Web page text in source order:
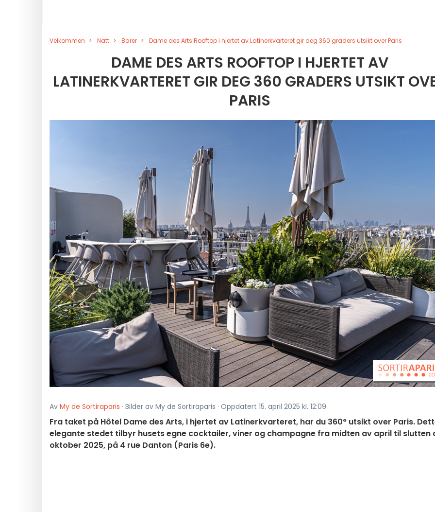
Velkommen Natt Barer Dame des Arts Rooftop i hjertet av Latinerkvarteret gir deg 360 graders utsikt over Paris
DAME DES ARTS ROOFTOP I HJERTET AV
LATINERKVARTERET GIR DEG 360 GRADERS UTSIKT
PARIS
Av My de Sortiraparis · Bilder av My de Sortiraparis · Oppdatert 15. april 2025 kl. 12:09
Fra taket på Hôtel Dame des Arts, i hjertet av Latinerkvarteret, har du 360° utsikt over Paris.
elegante stedet tilbyr husets egne cocktailer, viner og champagne fra midten av april til slutten
oktober 2025, på 4 rue Danton (Paris 6e).